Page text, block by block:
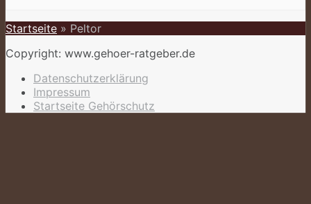
Startseite » Peltor
Copyright: www.gehoer-ratgeber.de
Datenschutzerklärung
Impressum
Startseite Gehörschutz